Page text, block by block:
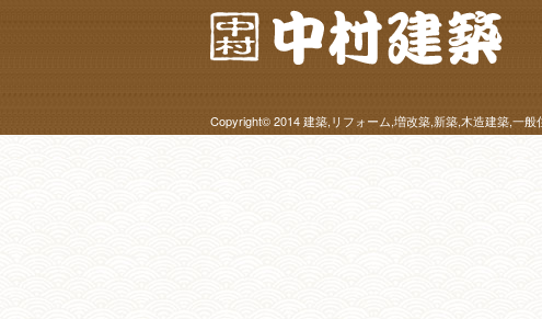
Copyright© 2014建築,リフォーム,増改築,新築,木造建築,一